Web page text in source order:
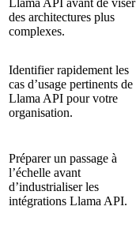
Llama API avant de viser
des architectures plus
complexes.
Identifier rapidement les
cas d’usage pertinents de
Llama API pour votre
organisation.
Préparer un passage à
l’échelle avant
d’industrialiser les
intégrations Llama API.